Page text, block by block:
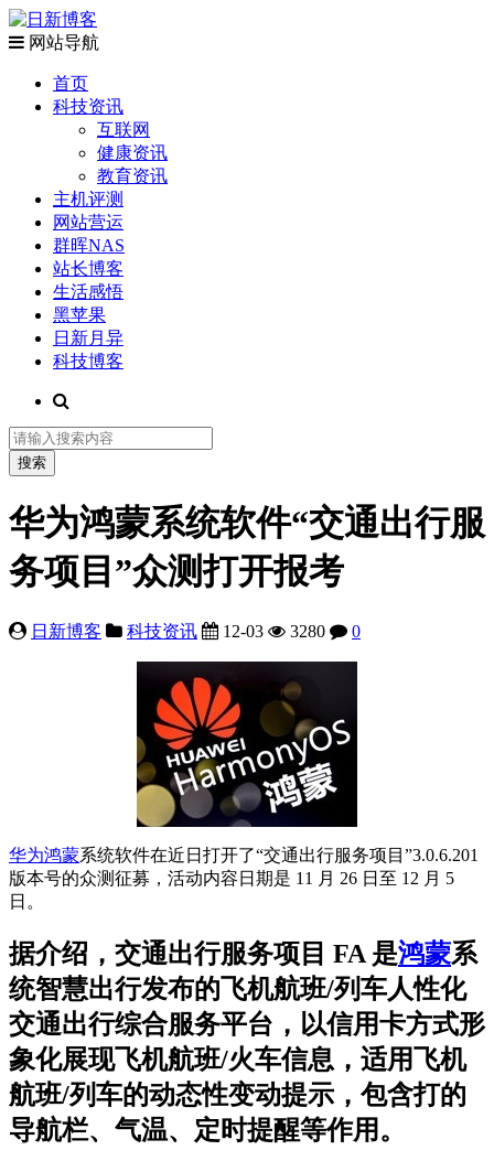
网站导航
首页
科技资讯
互联网
健康资讯
教育资讯
主机评测
网站营运
群晖NAS
站长博客
生活感悟
黑苹果
日新月异
科技博客
华为鸿蒙系统软件“交通出行服
务项目”众测打开报考
日新博客 科技资讯 12-03 3280 0
华为鸿蒙系统软件在近日打开了“交通出行服务项目”3.0.6.201
版本号的众测征募，活动内容日期是 11 月 26 日至 12 月 5
日。
据介绍，交通出行服务项目 FA 是鸿蒙系
统智慧出行发布的飞机航班/列车人性化
交通出行综合服务平台，以信用卡方式形
象化展现飞机航班/火车信息，适用飞机
航班/列车的动态性变动提示，包含打的
导航栏、气温、定时提醒等作用。